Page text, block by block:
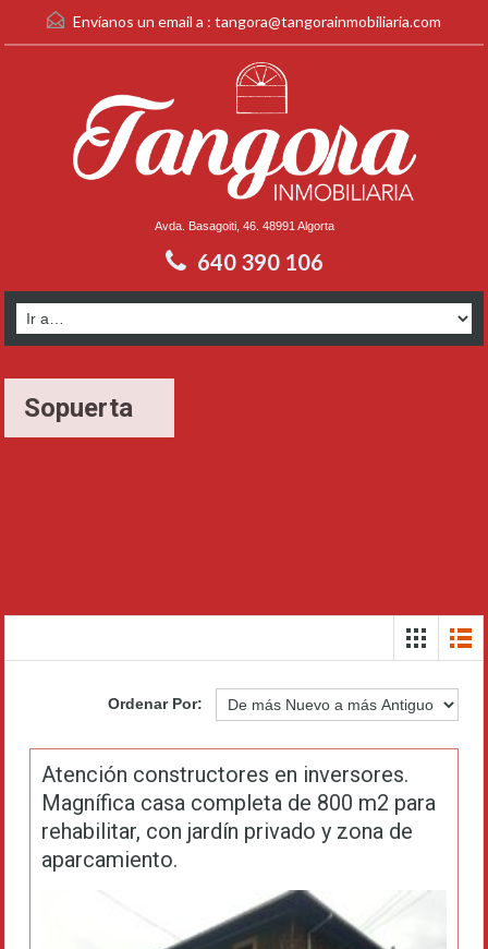
Envíanos un email a : tangora@tangorainmobiliaria.com
Avda. Basagoiti, 46. 48991 Algorta
640 390 106
Sopuerta
Ordenar Por:
Atención constructores en inversores.
Magnífica casa completa de 800 m2 para
rehabilitar, con jardín privado y zona de
aparcamiento.